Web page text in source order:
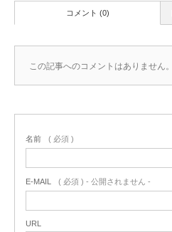
コメント (0)
この記事へのコメントはありません。
名前 ( 必須 )
E-MAIL ( 必須 ) - 公開されません -
URL